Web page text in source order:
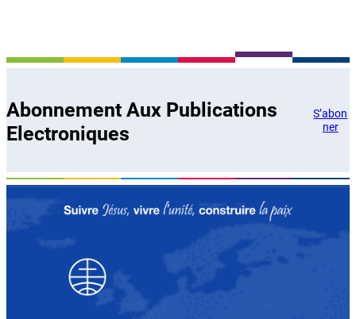
Abonnement Aux Publications
Electroniques
S’abon
ner